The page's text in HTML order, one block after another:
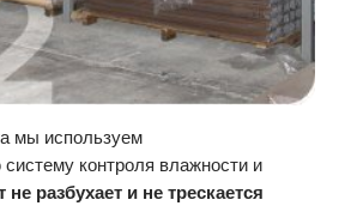
мы используем
контроля влажности и
не разбухает и не трескается